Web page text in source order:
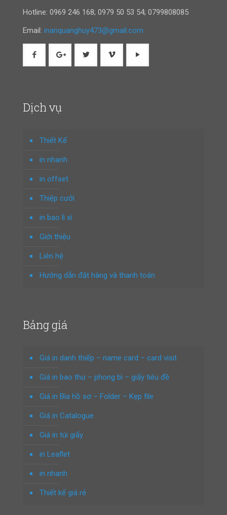
Hotline: 0969 246 168; 0979 50 53 54; 0799808085
Email: inanquanghuy473@gmail.com
Dịch vụ
Thiết Kế
in nhanh
in offset
Thiệp cưới
in bao lì xì
Giới thiệu
Liên hệ
Hướng dẫn đặt hàng và thanh toán
Bảng giá
Giá in danh thiếp – name card – card visit
Giá in bao thư – phong bì – giấy tiêu đề
Giá in Bìa hồ sơ – Folder – Kẹp file
Giá in Catalogue
Giá in túi giấy
in Leaflet
in nhanh
Thiết kế giá rẻ